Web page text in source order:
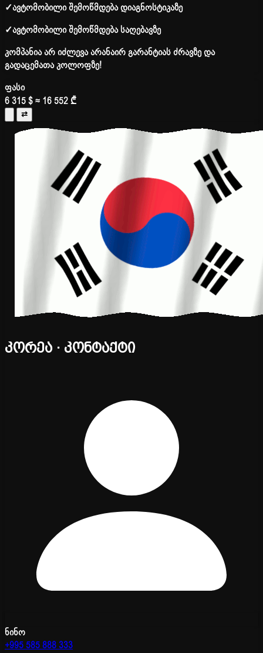
✓ავტომობილი შემოწმდება დიაგნოსტიკაზე
✓ავტომობილი შემოწმდება საღებავზე
კომპანია არ იძლევა არანაირ გარანტიას ძრავზე და
გადაცემათა კოლოფზე!
ფასი
6 315 $≈ 16 552 ₾
⇄
კორეა · კონტაქტი
ნინო
+995 585 888 333